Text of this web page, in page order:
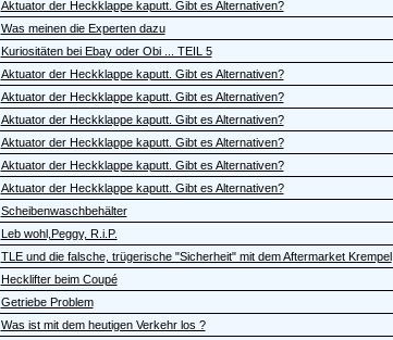
Aktuator der Heckklappe kaputt. Gibt es Alternativen?
Was meinen die Experten dazu
Kuriositäten bei Ebay oder Obi ... TEIL 5
Aktuator der Heckklappe kaputt. Gibt es Alternativen?
Aktuator der Heckklappe kaputt. Gibt es Alternativen?
Aktuator der Heckklappe kaputt. Gibt es Alternativen?
Aktuator der Heckklappe kaputt. Gibt es Alternativen?
Aktuator der Heckklappe kaputt. Gibt es Alternativen?
Aktuator der Heckklappe kaputt. Gibt es Alternativen?
Scheibenwaschbehälter
Leb wohl,Peggy, R.i.P.
TLE und die falsche, trügerische "Sicherheit" mit dem Aftermarket Krempel
Hecklifter beim Coupé
Getriebe Problem
Was ist mit dem heutigen Verkehr los ?